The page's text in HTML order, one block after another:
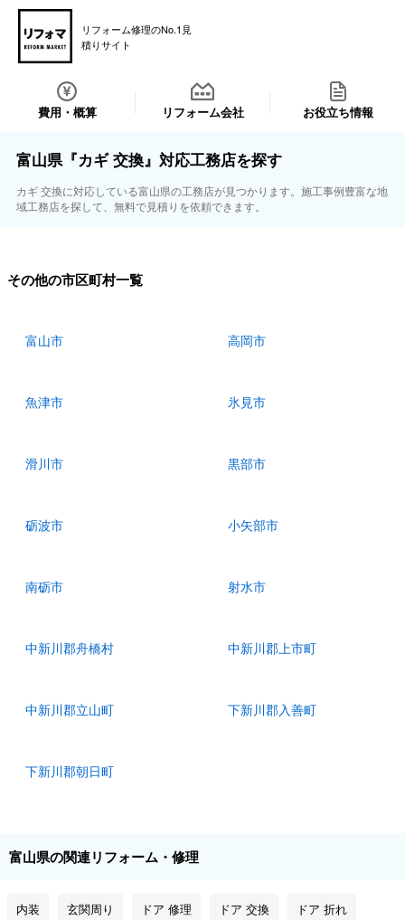
リフォーム修理のNo.1見
積りサイト
費用・概算 リフォーム会社 お役立ち情報
富山県『カギ 交換』対応工務店を探す
カギ 交換に対応している富山県の工務店が見つかります。施工事例豊富な地
域工務店を探して、無料で見積りを依頼できます。
その他の市区町村一覧
富山市 高岡市
魚津市 氷見市
滑川市 黒部市
砺波市 小矢部市
南砺市 射水市
中新川郡舟橋村 中新川郡上市町
中新川郡立山町 下新川郡入善町
下新川郡朝日町
富山県の関連リフォーム・修理
内装 玄関周り ドア 修理 ドア 交換 ドア 折れ